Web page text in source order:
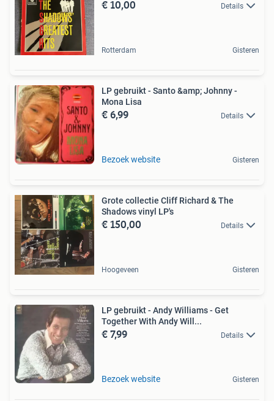
€ 10,00 Details
Rotterdam Gisteren
LP gebruikt - Santo &amp; Johnny -
Mona Lisa
€ 6,99 Details
Bezoek website Gisteren
Grote collectie Cliff Richard & The
Shadows vinyl LP's
€ 150,00 Details
Hoogeveen Gisteren
LP gebruikt - Andy Williams - Get
Together With Andy Will...
€ 7,99 Details
Bezoek website Gisteren